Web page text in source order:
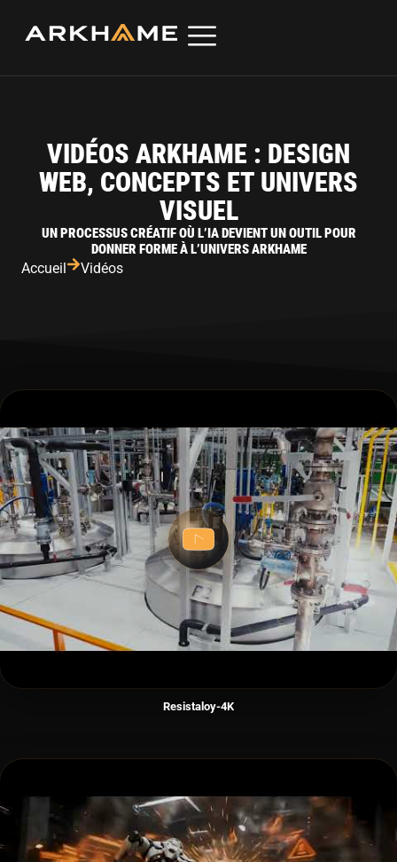
VIDÉOS ARKHAME : DESIGN
WEB, CONCEPTS ET UNIVERS
VISUEL
UN PROCESSUS CRÉATIF OÙ L’IA DEVIENT UN OUTIL POUR
DONNER FORME À L’UNIVERS ARKHAME
Accueil Vidéos
Resistaloy-4K